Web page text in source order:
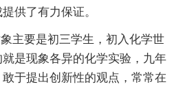
供了有力保证。
要是初三学生，初入化学世
是现象各异的化学实验，九年
于提出创新性的观点，常常在